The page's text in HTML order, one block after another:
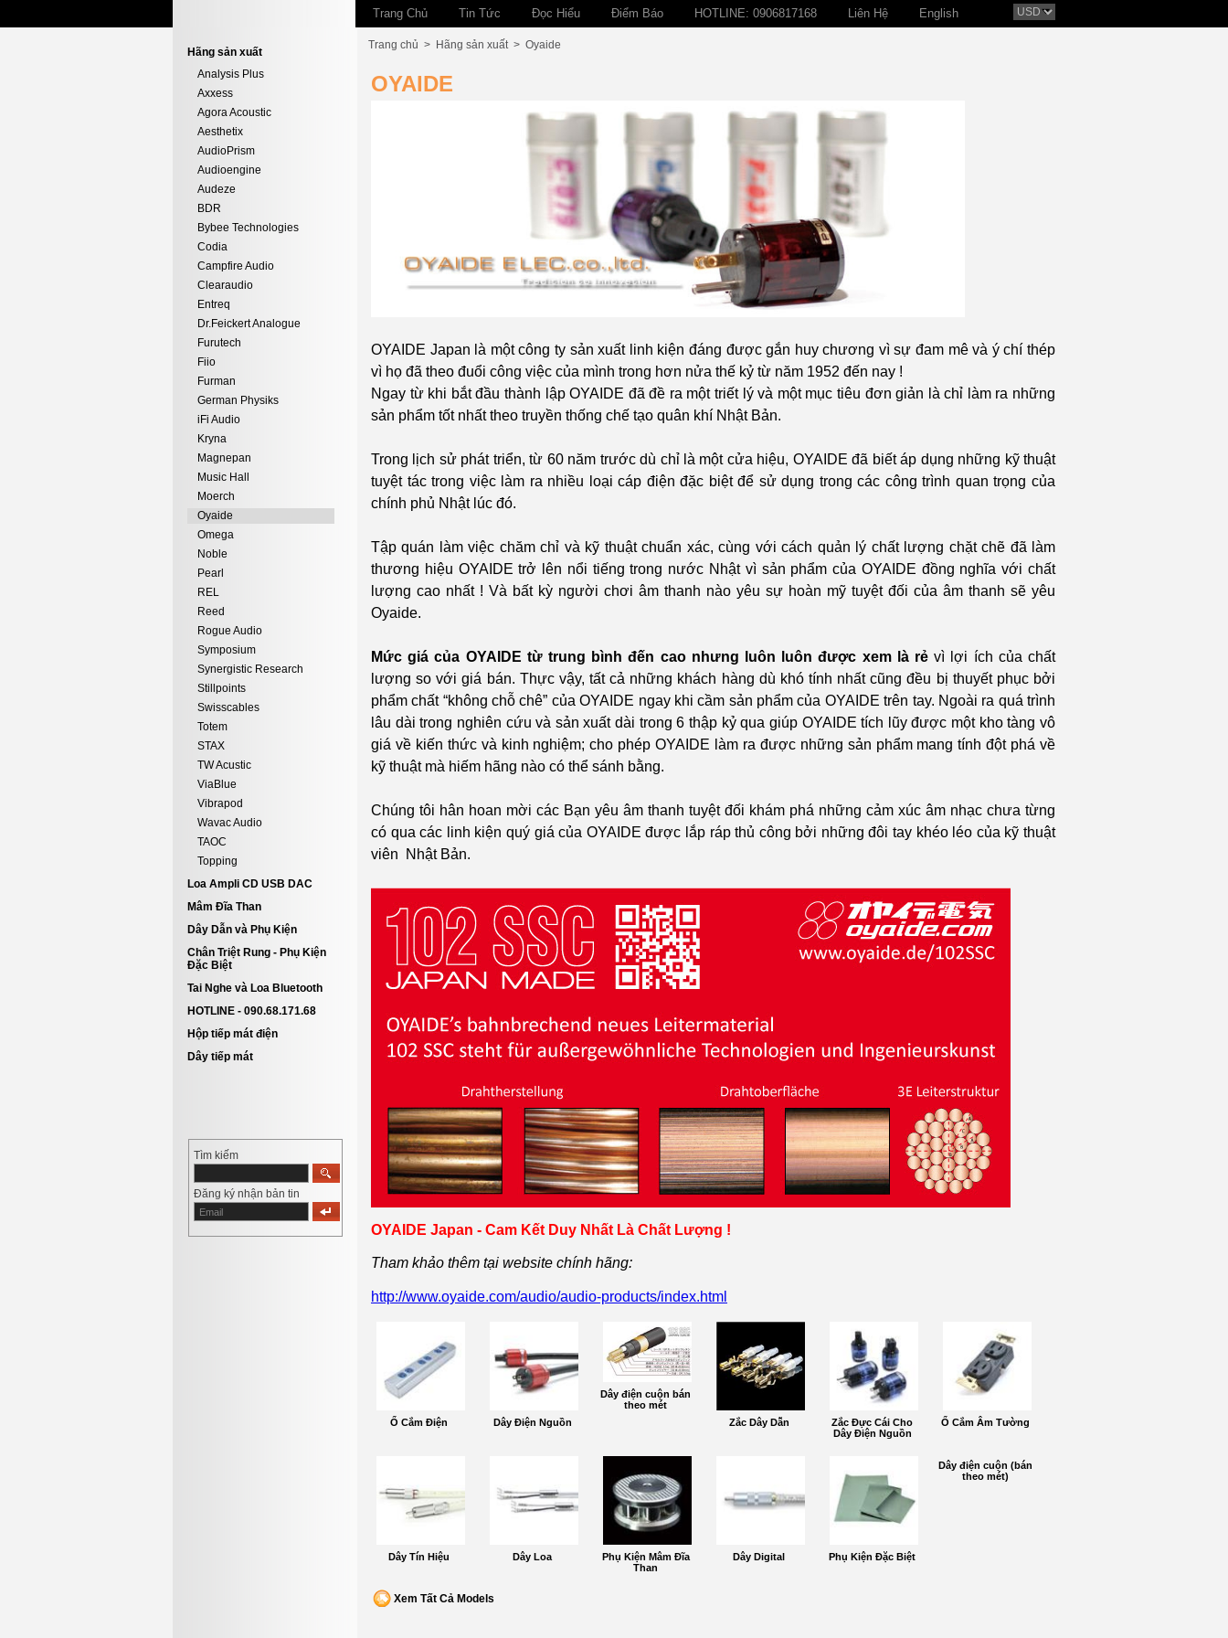
Trang Chủ Tin Tức Đọc Hiểu Điểm Báo HOTLINE: 0906817168 Liên Hệ English
Hãng sản xuất
Analysis Plus
Axxess
Agora Acoustic
Aesthetix
AudioPrism
Audioengine
Audeze
BDR
Bybee Technologies
Codia
Campfire Audio
Clearaudio
Entreq
Dr.Feickert Analogue
Furutech
Fiio
Furman
German Physiks
iFi Audio
Kryna
Magnepan
Music Hall
Moerch
Oyaide
Omega
Noble
Pearl
REL
Reed
Rogue Audio
Symposium
Synergistic Research
Stillpoints
Swisscables
Totem
STAX
TW Acustic
ViaBlue
Vibrapod
Wavac Audio
TAOC
Topping
Loa Ampli CD USB DAC
Mâm Đĩa Than
Dây Dẫn và Phụ Kiện
Chân Triệt Rung - Phụ Kiện
Đặc Biệt
Tai Nghe và Loa Bluetooth
HOTLINE - 090.68.171.68
Hộp tiếp mát điện
Dây tiếp mát
Tìm kiếm
Đăng ký nhận bản tin
Trang chủ > Hãng sản xuất> Oyaide
OYAIDE
OYAIDE Japan là một công ty sản xuất linh kiện đáng được gắn huy chương vì sự đam mê và ý chí thép
vì họ đã theo đuổi công việc của mình trong hơn nửa thế kỷ từ năm 1952 đến nay !
Ngay từ khi bắt đầu thành lập OYAIDE đã đề ra một triết lý và một mục tiêu đơn giản là chỉ làm ra những
sản phẩm tốt nhất theo truyền thống chế tạo quân khí Nhật Bản.
Trong lịch sử phát triển, từ 60 năm trước dù chỉ là một cửa hiệu, OYAIDE đã biết áp dụng những kỹ thuật
tuyệt tác trong việc làm ra nhiều loại cáp điện đặc biệt để sử dụng trong các công trình quan trọng của
chính phủ Nhật lúc đó.
Tập quán làm việc chăm chỉ và kỹ thuật chuẩn xác, cùng với cách quản lý chất lượng chặt chẽ đã làm
thương hiệu OYAIDE trở lên nổi tiếng trong nước Nhật vì sản phẩm của OYAIDE đồng nghĩa với chất
lượng cao nhất ! Và bất kỳ người chơi âm thanh nào yêu sự hoàn mỹ tuyệt đối của âm thanh sẽ yêu
Oyaide.
Mức giá của OYAIDE từ trung bình đến cao nhưng luôn luôn được xem là rẻ vì lợi ích của chất
lượng so với giá bán. Thực vậy, tất cả những khách hàng dù khó tính nhất cũng đều bị thuyết phục bởi
phẩm chất “không chỗ chê” của OYAIDE ngay khi cầm sản phẩm của OYAIDE trên tay. Ngoài ra quá trình
lâu dài trong nghiên cứu và sản xuất dài trong 6 thập kỷ qua giúp OYAIDE tích lũy được một kho tàng vô
giá về kiến thức và kinh nghiệm; cho phép OYAIDE làm ra được những sản phẩm mang tính đột phá về
kỹ thuật mà hiếm hãng nào có thể sánh bằng.
Chúng tôi hân hoan mời các Bạn yêu âm thanh tuyệt đối khám phá những cảm xúc âm nhạc chưa từng
có qua các linh kiện quý giá của OYAIDE được lắp ráp thủ công bởi những đôi tay khéo léo của kỹ thuật
viên Nhật Bản.
OYAIDE Japan - Cam Kết Duy Nhất Là Chất Lượng !
Tham khảo thêm tại website chính hãng:
http://www.oyaide.com/audio/audio-products/index.html
Ổ Cắm Điện Dây Điện Nguồn
Dây điện cuộn bán
theo mét
Zắc Dây Dẫn
Zắc Đực Cái Cho
Dây Điện Nguồn
Ổ Cắm Âm Tường
Dây Tín Hiệu Dây Loa
Phụ Kiện Mâm Đĩa
Than
Dây Digital Phụ Kiện Đặc Biệt
Dây điện cuộn (bán
theo mét)
Xem Tất Cả Models